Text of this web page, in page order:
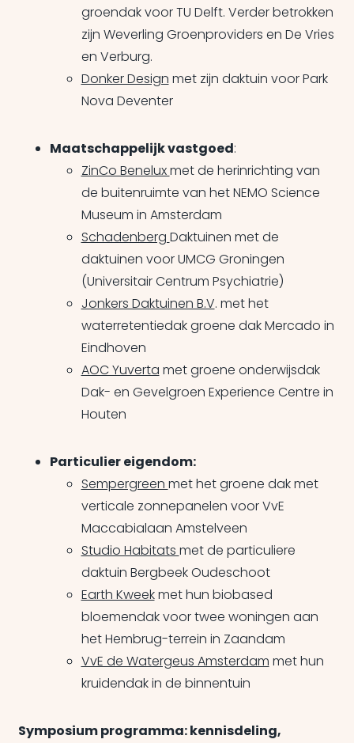
groendak voor TU Delft. Verder betrokken
zijn Weverling Groenproviders en De Vries
en Verburg.
Donker Design met zijn daktuin voor Park
Nova Deventer
Maatschappelijk vastgoed:
ZinCo Beneluxmet de herinrichting van
de buitenruimte van het NEMO Science
Museum in Amsterdam
Schadenberg Daktuinen met de
daktuinen voor UMCG Groningen
(Universitair Centrum Psychiatrie)
Jonkers Daktuinen B.V. met het
waterretentiedak groene dak Mercado in
Eindhoven
AOC Yuverta met groene onderwijsdak
Dak- en Gevelgroen Experience Centre in
Houten
Particulier eigendom:
Sempergreen met het groene dak met
verticale zonnepanelen voor VvE
Maccabialaan Amstelveen
Studio Habitats met de particuliere
daktuin Bergbeek Oudeschoot
Earth Kweekmet hun biobased
bloemendak voor twee woningen aan
het Hembrug-terrein in Zaandam
VvE de Watergeus Amsterdam met hun
kruidendak in de binnentuin
Symposium programma: kennisdeling,